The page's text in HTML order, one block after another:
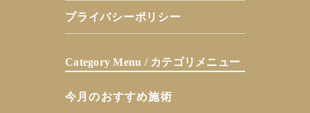
プライバシーポリシー
Category Menu / カテゴリメニュー
今月のおすすめ施術